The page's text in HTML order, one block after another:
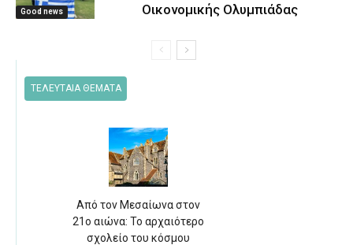
Good news
Οικονομικής Ολυμπιάδας
ΤΕΛΕΥΤΑΙΑ ΘΕΜΑΤΑ
Από τον Μεσαίωνα στον
21ο αιώνα: Το αρχαιότερο
σχολείο του κόσμου